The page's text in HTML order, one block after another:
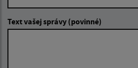
Text vašej správy (povinné)